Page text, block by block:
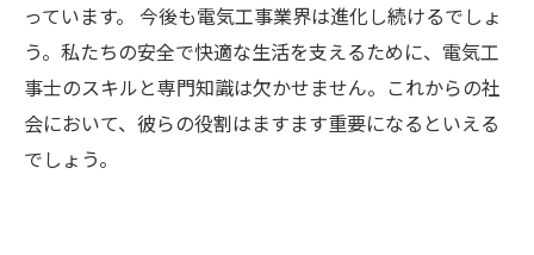
っています。 今後も電気工事業界は進化し続けるでしょ
う。私たちの安全で快適な生活を支えるために、電気工
事士のスキルと専門知識は欠かせません。これからの社
会において、彼らの役割はますます重要になるといえる
でしょう。